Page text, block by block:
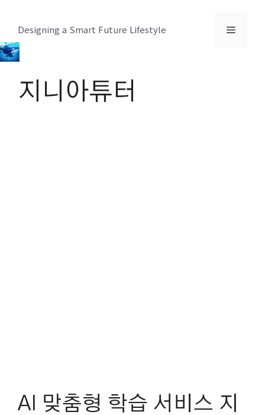
츠
로
Designing a Smart Future Lifestyle 메
지니아튜터
AI 맞춤형 학습 서비스 지